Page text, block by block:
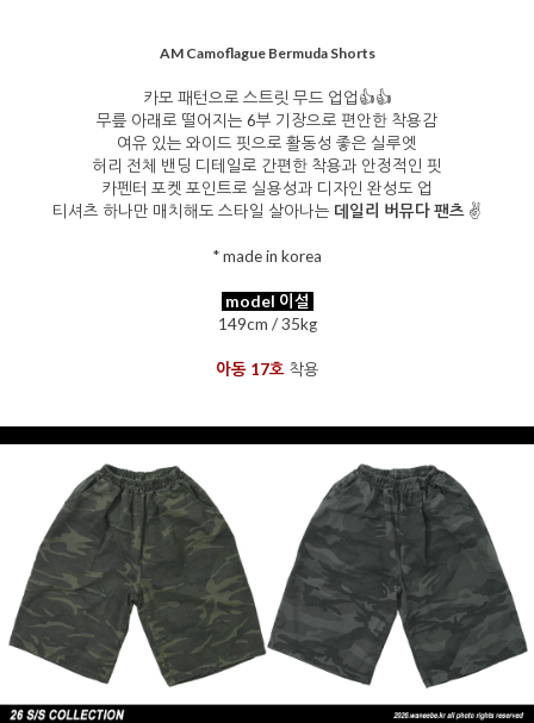
AM Camoflague Bermuda Shorts
카모 패턴으로 스트릿 무드 업업👍👍
무릎 아래로 떨어지는 6부 기장으로 편안한 착용감
여유 있는 와이드 핏으로 활동성 좋은 실루엣
허리 전체 밴딩 디테일로 간편한 착용과 안정적인 핏
카펜터 포켓 포인트로 실용성과 디자인 완성도 업
티셔츠 하나만 매치해도 스타일 살아나는 데일리 버뮤다 팬츠 ✌️
* made in korea
model 이설
149cm / 35kg
아동 17호착용